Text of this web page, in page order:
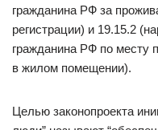
гражданина РФ за
регистрации) и 19.15.2
гражданина РФ по месту
в жилом помещении).
Целью законопроекта